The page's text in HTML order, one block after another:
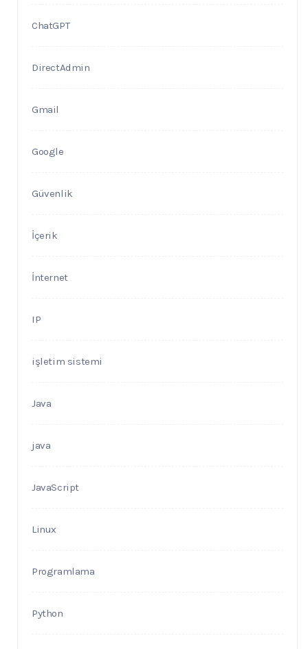
ChatGPT
DirectAdmin
Gmail
Google
Güvenlik
İçerik
İnternet
IP
işletim sistemi
Java
java
JavaScript
Linux
Programlama
Python